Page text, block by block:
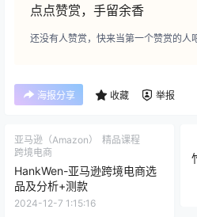
点点赞赏，手留余香
还没有人赞赏，快来当第一个赞赏的人
海报分享 收藏 举报
亚马逊（Amazon）
精品课程
跨境电商
HankWen-亚马逊跨境电商选
品及分析+测款
2024-12-7 1:15:16